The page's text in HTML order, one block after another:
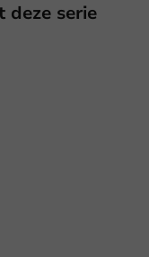
deze serie